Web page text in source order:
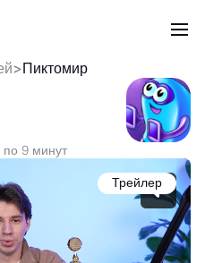
>Пиктомир
по 9 минут
Трейлер